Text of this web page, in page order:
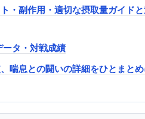
・副作用・適切な摂取量ガイド
ータ・対戦成績
喘息との闘いの詳細をひとまと